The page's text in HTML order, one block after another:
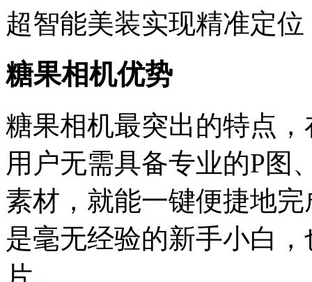
超智能美装实现精准定
糖果相机优势
糖果相机最突出的特点
用户无需具备专业的P图
素材，就能一键便捷地
是毫无经验的新手小白